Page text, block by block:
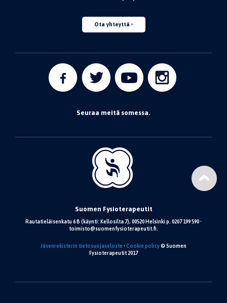
Ota yhteyttä
Seuraa meitä somessa.
Suomen Fysioterapeutit
Rautatieläisenkatu 6 B (käynti: Kellosilta 7), 00520 Helsinki p. 0207 199 590 •
toimisto@suomenfysioterapeutit.fi.
Jäsenrekisterin tietosuojaseloste • Cookie policy© Suomen
Fysioterapeutit 2017